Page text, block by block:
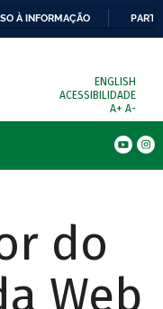
À INFORMAÇÃO
ENGLISH
ACESSIBILIDADE
A+ A-
do
Web